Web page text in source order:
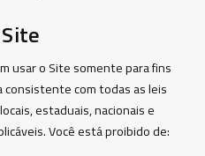
usar o Site somente para fins
consistente com todas as leis
estaduais, nacionais e
Você está proibido de: